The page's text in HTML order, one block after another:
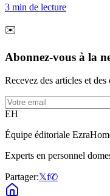
3 min de lecture
✉️
Abonnez-vous à la
Recevez des articles et
EH
Équipe éditoriale
Experts en personnel
Partager:𝕏f✆